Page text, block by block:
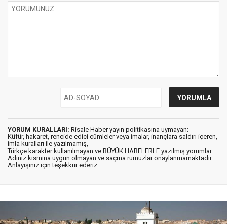
YORUM KURALLARI: Risale Haber yayın politikasına uymayan;
Küfür, hakaret, rencide edici cümleler veya imalar, inançlara saldırı içeren,
imla kuralları ile yazılmamış,
Türkçe karakter kullanılmayan ve BÜYÜK HARFLERLE yazılmış yorumlar
Adınız kısmına uygun olmayan ve saçma rumuzlar onaylanmamaktadır.
Anlayışınız için teşekkür ederiz.